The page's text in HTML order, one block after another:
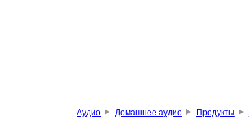
Аудио Домашнее аудио Продукты